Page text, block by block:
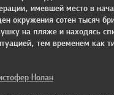
имевшей место в
окружения сотен тысяч
на пляже и находясь
тем временем как
Нолан